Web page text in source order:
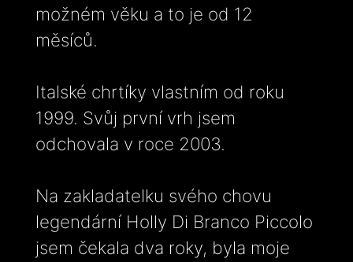
možném věku a to je od 12
měsíců.
Italské chrtíky vlastním od roku
1999. Svůj první vrh jsem
odchovala v roce 2003.
Na zakladatelku svého chovu
legendární Holly Di Branco Piccolo
jsem čekala dva roky, byla moje